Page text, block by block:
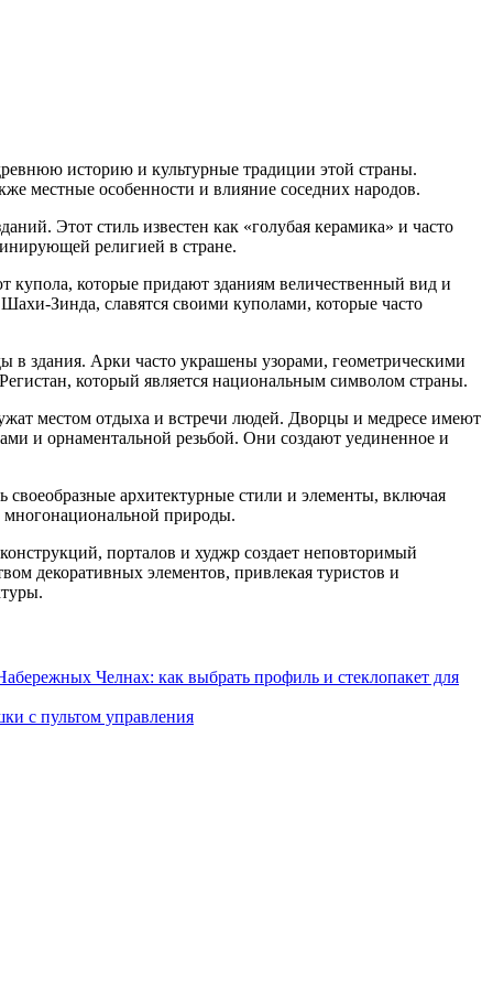
историю и культурные традиции этой страны.
местные особенности и влияние соседних народов.
Этот стиль известен как «голубая керамика» и часто
религией в стране.
купола, которые придают зданиям величественный вид и
Зинда, славятся своими куполами, которые часто
здания. Арки часто украшены узорами, геометрическими
который является национальным символом страны.
местом отдыха и встречи людей. Дворцы и медресе имеют
и орнаментальной резьбой. Они создают уединенное и
своеобразные архитектурные стили и элементы, включая
многонациональной природы.
порталов и худжр создает неповторимый
декоративных элементов, привлекая туристов и
Челнах: как выбрать профиль и стеклопакет для
с пультом управления